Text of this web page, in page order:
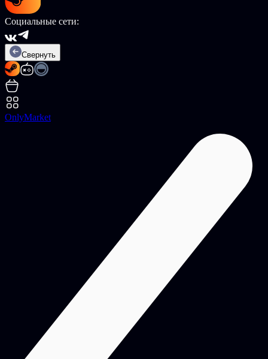
Социальные сети:
Свернуть
OnlyMarket